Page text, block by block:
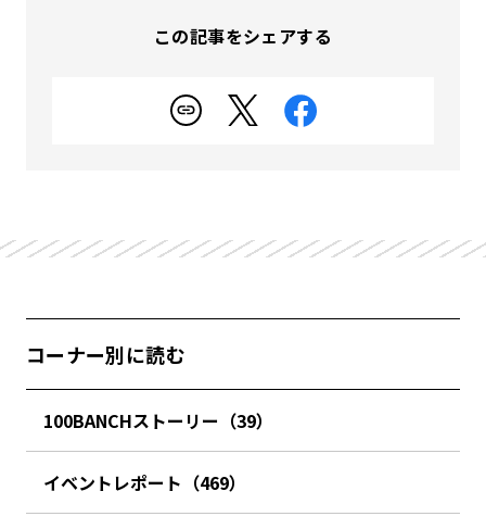
この記事をシェアする
コーナー別に読む
100BANCHストーリー（39）
イベントレポート（469）